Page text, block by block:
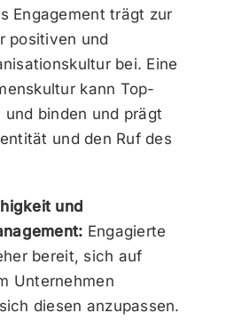
Engagement trägt zur
positiven und
bei. Eine
kann Top-
und binden und prägt
und den Ruf des
und
Engagierte
bereit, sich auf
Unternehmen
diesen anzupassen.